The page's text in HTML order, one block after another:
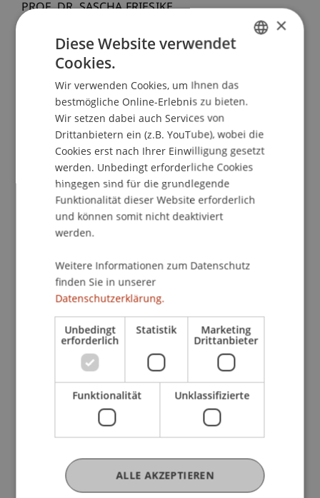
PROF. DR. SASCHA FRIESIKE
KURZVITA
Sascha Friesike ist Professor für Design digitaler
Innovationen und Studiengangsleiter des
berufsbegleitenden Masterstudiengangs
Leadership in digitaler Innovation an der
Universität der Künste Berlin sowie Direktor des
Weizenbaum-Instituts für die vernetzte
Gesellschaft. Er ist zudem assoziierter Forscher
am Alexander von Humboldt Institut für Internet
und Gesellschaft. Friesike ist Wirtschaftsingenieur
und hat an der Universität St.Gallen zu
Innovationsmanagement promoviert. Ein Jahr
in den USA. Anschließend half er in Berlin das
Humboldt Institut aufzubauen, wo er bis 2016
Forschungsleiter war. Er war von 2014 bis 2016
Professor für Betriebswirtschaftslehre an der
Universität Würzburg und von 2017 bis 2019
Assistant Professor für digitale Innovation an der
VU Universität in Amsterdam. In seiner Forschung
Digitale spielt, wenn Neues entsteht. So
untersucht er die Rolle der Digitalisierung in der
×
Diese Website verwendet
Cookies.
Wir verwenden Cookies, um Ihnen das
bestmögliche Online-Erlebnis zu bieten.
Wir setzen dabei auch Services von
Drittanbietern ein (z.B. YouTube), wobei die
Cookies erst nach Ihrer Einwilligung gesetzt
werden. Unbedingt erforderliche Cookies
hingegen sind für die grundlegende
Funktionalität dieser Website erforderlich
und können somit nicht deaktiviert
werden.
Weitere Informationen zum Datenschutz
finden Sie in unserer
Datenschutzerklärung.
Unbedingt
erforderlich
Statistik Marketing
Drittanbieter
Funktionalität Unklassifizierte
ALLE AKZEPTIEREN